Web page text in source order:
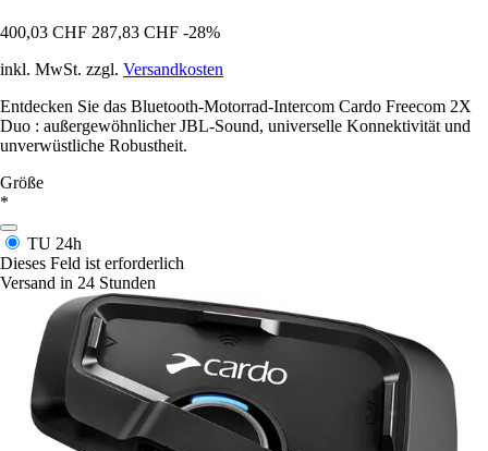
400,03 CHF 287,83 CHF -28%
inkl. MwSt. zzgl. Versandkosten
Entdecken Sie das Bluetooth-Motorrad-Intercom Cardo Freecom 2X
Duo : außergewöhnlicher JBL-Sound, universelle Konnektivität und
unverwüstliche Robustheit.
Größe
*
TU 24h
Dieses Feld ist erforderlich
Versand in 24 Stunden